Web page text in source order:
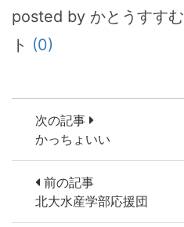
posted by かとうすすむ
ト (0)
次の記事
かっちょいい
前の記事
北大水産学部応援団